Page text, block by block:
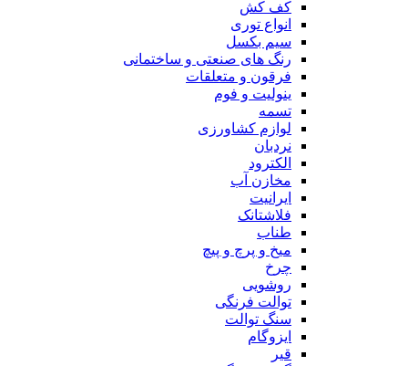
کف کش
انواع توری
سیم بکسل
رنگ های صنعتی و ساختمانی
فرقون و متعلقات
ینولیت و فوم
تسمه
لوازم کشاورزی
نردبان
الکترود
مخازن آب
ایرانیت
فلاشتانک
طناب
میخ و پرچ و پیچ
چرخ
روشویی
توالت فرنگی
سنگ توالت
ایزوگام
قیر